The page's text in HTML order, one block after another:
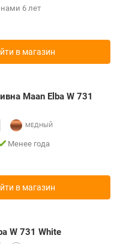
6 лет
в магазин
Maan Elba W 731
Менее года
в магазин
W 731 White